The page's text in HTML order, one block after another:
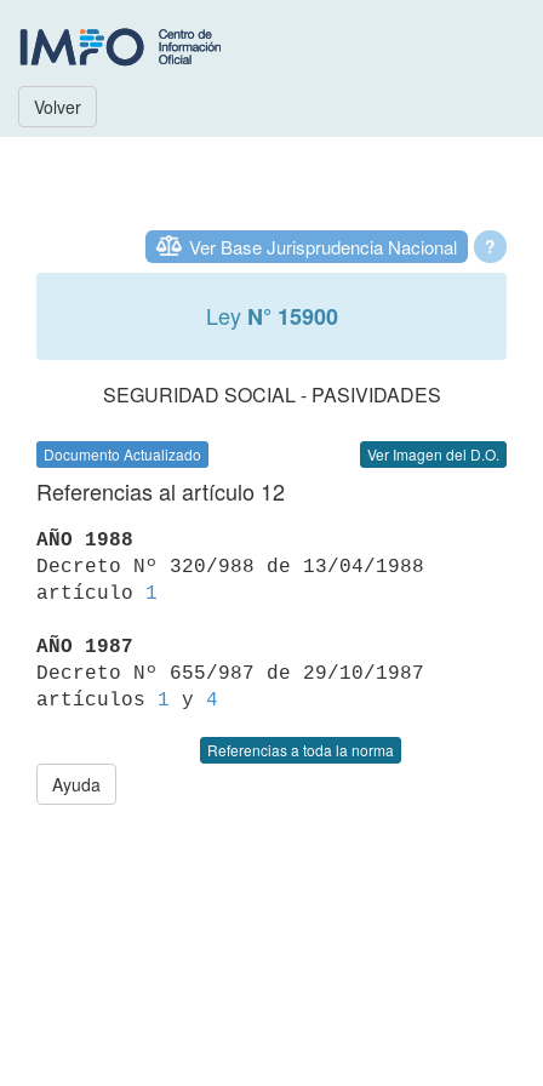
Volver
?
Ver Base Jurisprudencia Nacional
Ley N° 15900
SEGURIDAD SOCIAL - PASIVIDADES
Documento Actualizado Ver Imagen del D.O.
Referencias al artículo 12
AÑO 1988
Decreto Nº 320/988 de 13/04/1988
artículo 1
AÑO 1987
Decreto Nº 655/987 de 29/10/1987
artículos 1 y 4
Referencias a toda la norma
Ayuda